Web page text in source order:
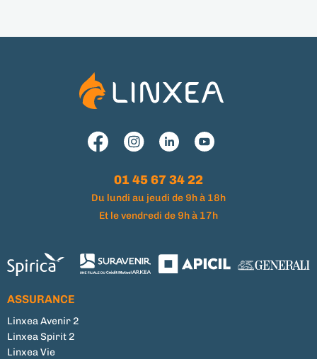
01 45 67 34 22
Du lundi au jeudi de 9h à 18h
Et le vendredi de 9h à 17h
ASSURANCE
Linxea Avenir 2
Linxea Spirit 2
Linxea Vie